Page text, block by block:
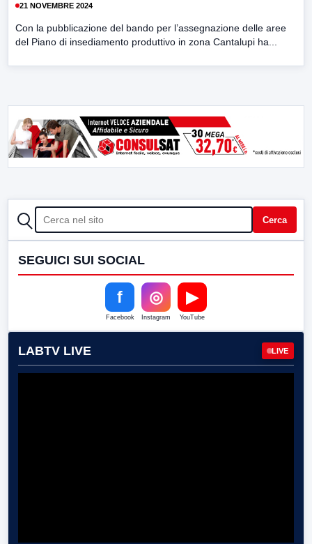
21 NOVEMBRE 2024
Con la pubblicazione del bando per l’assegnazione delle aree
del Piano di insediamento produttivo in zona Cantalupi ha...
CERCA Cerca
SEGUICI SUI SOCIAL
f
Facebook
◎
Instagram
▶
YouTube
LABTV LIVE LIVE